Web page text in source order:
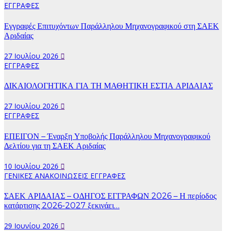
ΕΓΓΡΑΦΕΣ
Εγγραφές Επιτυχόντων Παράλληλου Μηχανογραφικού στη ΣΑΕΚ
Αριδαίας
27 Ιουλίου 2026
ΕΓΓΡΑΦΕΣ
ΔΙΚΑΙΟΛΟΓΗΤΙΚΑ ΓΙΑ ΤΗ ΜΑΘΗΤΙΚΗ ΕΣΤΙΑ ΑΡΙΔΑΙΑΣ
27 Ιουλίου 2026
ΕΓΓΡΑΦΕΣ
ΕΠΕΙΓΟΝ – Έναρξη Υποβολής Παράλληλου Μηχανογραφικού
Δελτίου για τη ΣΑΕΚ Αριδαίας
10 Ιουλίου 2026
ΓΕΝΙΚΕΣ ΑΝΑΚΟΙΝΩΣΕΙΣ ΕΓΓΡΑΦΕΣ
ΣΑΕΚ ΑΡΙΔΑΙΑΣ – ΟΔΗΓΟΣ ΕΓΓΡΑΦΩΝ 2026 – Η περίοδος
κατάρτισης 2026-2027 ξεκινάει…
29 Ιουνίου 2026